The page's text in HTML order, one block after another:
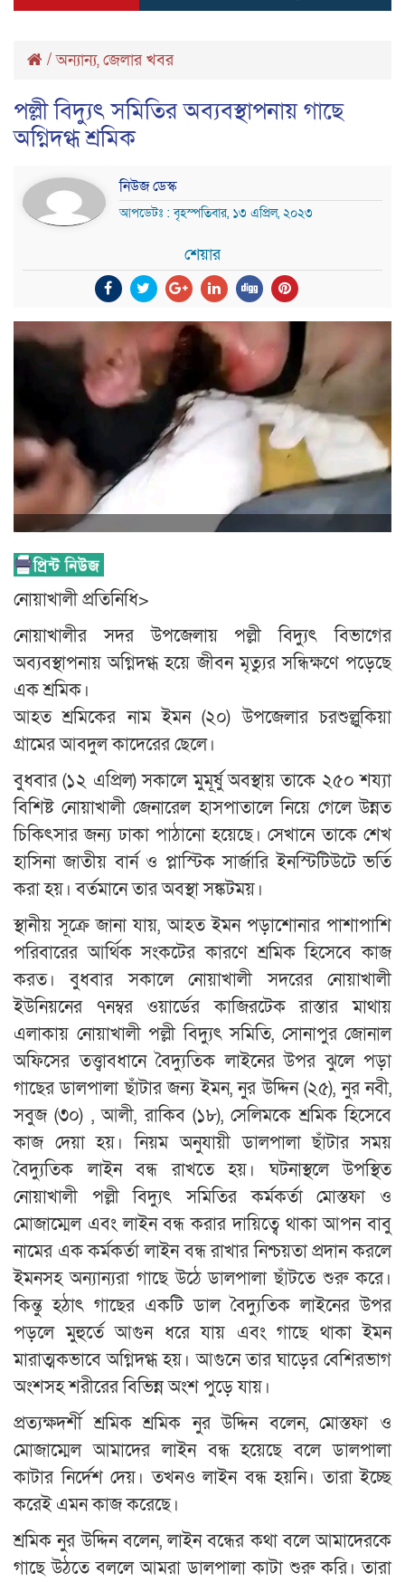
/অন্যান্য,জেলার খবর
পল্লী বিদ্যুৎ সমিতির অব্যবস্থাপনায় গাছে
অগ্নিদগ্ধ শ্রমিক
নিউজ ডেস্ক
আপডেটঃ : বৃহস্পতিবার, ১৩ এপ্রিল, ২০২৩
শেয়ার
নোয়াখালী প্রতিনিধি>
নোয়াখালীর সদর উপজেলায় পল্লী বিদ্যুৎ বিভাগের
অব্যবস্থাপনায় অগ্নিদগ্ধ হয়ে জীবন মৃত্যুর সন্ধিক্ষণে পড়েছে
এক শ্রমিক।
আহত শ্রমিকের নাম ইমন (২০) উপজেলার চরশুল্লুকিয়া
গ্রামের আবদুল কাদেরের ছেলে।
বুধবার (১২ এপ্রিল) সকালে মুমূর্ষু অবস্থায় তাকে ২৫০ শয্যা
বিশিষ্ট নোয়াখালী জেনারেল হাসপাতালে নিয়ে গেলে উন্নত
চিকিৎসার জন্য ঢাকা পাঠানো হয়েছে। সেখানে তাকে শেখ
হাসিনা জাতীয় বার্ন ও প্লাস্টিক সার্জারি ইনস্টিটিউটে ভর্তি
করা হয়। বর্তমানে তার অবস্থা সঙ্কটময়।
স্থানীয় সূক্রে জানা যায়, আহত ইমন পড়াশোনার পাশাপাশি
পরিবারের আর্থিক সংকটের কারণে শ্রমিক হিসেবে কাজ
করত। বুধবার সকালে নোয়াখালী সদরের নোয়াখালী
ইউনিয়নের ৭নম্বর ওয়ার্ডের কাজিরটেক রাস্তার মাথায়
এলাকায় নোয়াখালী পল্লী বিদ্যুৎ সমিতি, সোনাপুর জোনাল
অফিসের তত্ত্বাবধানে বৈদ্যুতিক লাইনের উপর ঝুলে পড়া
গাছের ডালপালা ছাঁটার জন্য ইমন, নুর উদ্দিন (২৫), নুর নবী,
সবুজ (৩০) , আলী, রাকিব (১৮), সেলিমকে শ্রমিক হিসেবে
কাজ দেয়া হয়। নিয়ম অনুযায়ী ডালপালা ছাঁটার সময়
বৈদ্যুতিক লাইন বন্ধ রাখতে হয়। ঘটনাস্থলে উপস্থিত
নোয়াখালী পল্লী বিদ্যুৎ সমিতির কর্মকর্তা মোস্তফা ও
মোজাম্মেল এবং লাইন বন্ধ করার দায়িত্বে থাকা আপন বাবু
নামের এক কর্মকর্তা লাইন বন্ধ রাখার নিশ্চয়তা প্রদান করলে
ইমনসহ অন্যান্যরা গাছে উঠে ডালপালা ছাঁটতে শুরু করে।
কিন্তু হঠাৎ গাছের একটি ডাল বৈদ্যুতিক লাইনের উপর
পড়লে মুহুর্তে আগুন ধরে যায় এবং গাছে থাকা ইমন
মারাত্মকভাবে অগ্নিদগ্ধ হয়। আগুনে তার ঘাড়ের বেশিরভাগ
অংশসহ শরীরের বিভিন্ন অংশ পুড়ে যায়।
প্রত্যক্ষদর্শী শ্রমিক শ্রমিক নুর উদ্দিন বলেন, মোস্তফা ও
মোজাম্মেল আমাদের লাইন বন্ধ হয়েছে বলে ডালপালা
কাটার নির্দেশ দেয়। তখনও লাইন বন্ধ হয়নি। তারা ইচ্ছে
করেই এমন কাজ করেছে।
শ্রমিক নুর উদ্দিন বলেন, লাইন বন্ধের কথা বলে আমাদেরকে
গাছে উঠতে বললে আমরা ডালপালা কাটা শুরু করি। তারা